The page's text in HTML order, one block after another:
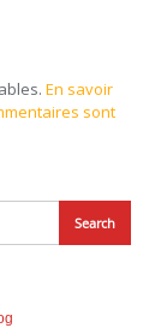
En savoir
sont